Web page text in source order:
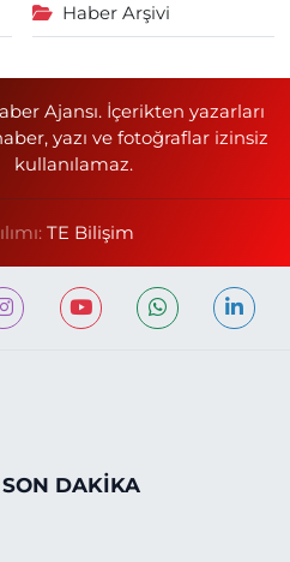
Haber Arşivi
Ajansı. İçerikten yazarları
yazı ve fotoğraflar izinsiz
kullanılamaz.
TE Bilişim
DAKİKA